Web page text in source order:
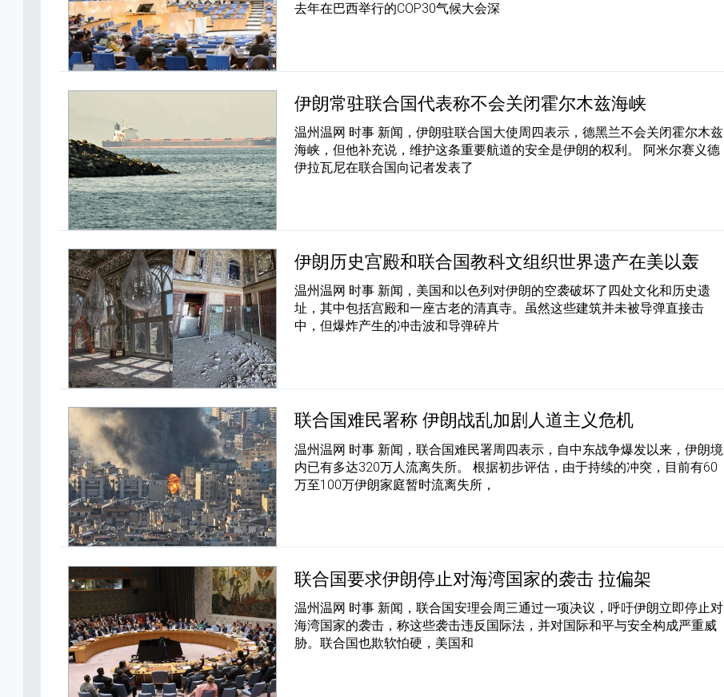
去年在巴西举行的COP30气候大会深
伊朗常驻联合国代表称不会关闭霍尔木兹海峡
温州温网 时事 新闻，伊朗驻联合国大使周四表示，德黑兰不会关闭霍尔木兹
海峡，但他补充说，维护这条重要航道的安全是伊朗的权利。 阿米尔赛义德
伊拉瓦尼在联合国向记者发表了
伊朗历史宫殿和联合国教科文组织世界遗产在美以轰
温州温网 时事 新闻，美国和以色列对伊朗的空袭破坏了四处文化和历史遗
址，其中包括宫殿和一座古老的清真寺。虽然这些建筑并未被导弹直接击
中，但爆炸产生的冲击波和导弹碎片
联合国难民署称 伊朗战乱加剧人道主义危机
温州温网 时事 新闻，联合国难民署周四表示，自中东战争爆发以来，伊朗境
内已有多达320万人流离失所。 根据初步评估，由于持续的冲突，目前有60
万至100万伊朗家庭暂时流离失所，
联合国要求伊朗停止对海湾国家的袭击 拉偏架
温州温网 时事 新闻，联合国安理会周三通过一项决议，呼吁伊朗立即停止对
海湾国家的袭击，称这些袭击违反国际法，并对国际和平与安全构成严重威
胁。联合国也欺软怕硬，美国和